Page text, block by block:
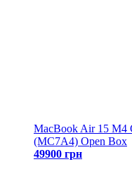
MacBook Air 15 M4
(MC7A4) Open Box
49900 грн